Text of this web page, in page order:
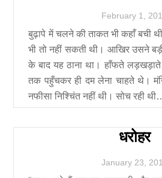
February 1
बुढ़ापे में चलने की ताकत भी कहाँ बची
भी तो नहीं सकती थी। आखिर उसने
के बाद यह ठाना था। हाँफते
तक पहुँचकर ही दम लेना चाहते थे।
नफीसा निश्चिंत नहीं थी। सोच रही
धरोहर
January 23